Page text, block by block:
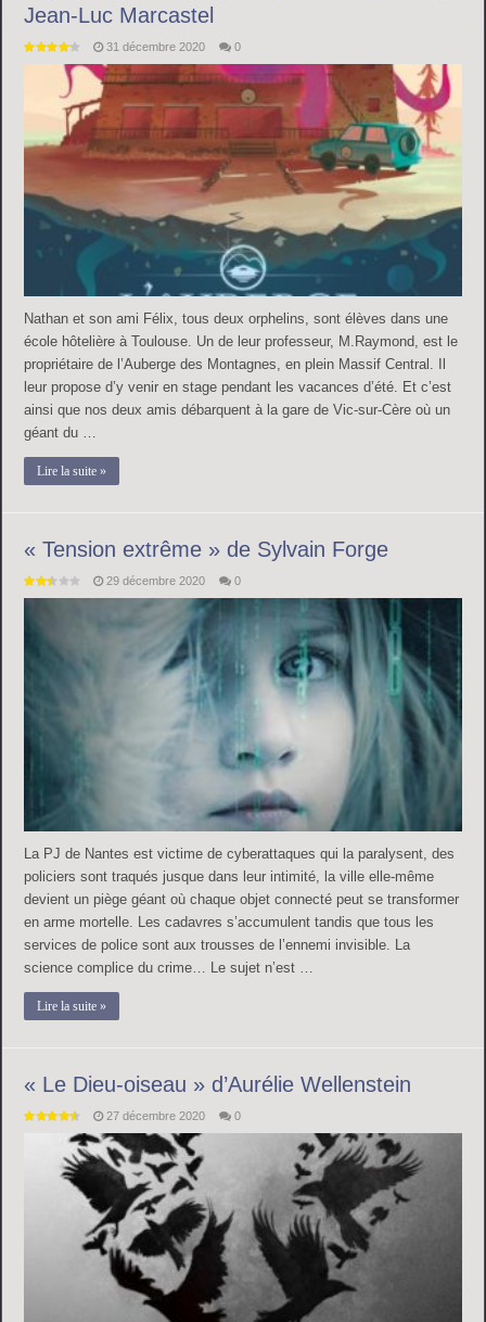
Jean-Luc Marcastel
31 décembre 2020 0
Nathan et son ami Félix, tous deux orphelins, sont élèves dans une
école hôtelière à Toulouse. Un de leur professeur, M.Raymond, est le
propriétaire de l’Auberge des Montagnes, en plein Massif Central. Il
leur propose d’y venir en stage pendant les vacances d’été. Et c’est
ainsi que nos deux amis débarquent à la gare de Vic-sur-Cère où un
géant du …
Lire la suite »
« Tension extrême » de Sylvain Forge
29 décembre 2020 0
La PJ de Nantes est victime de cyberattaques qui la paralysent, des
policiers sont traqués jusque dans leur intimité, la ville elle-même
devient un piège géant où chaque objet connecté peut se transformer
en arme mortelle. Les cadavres s’accumulent tandis que tous les
services de police sont aux trousses de l’ennemi invisible. La
science complice du crime… Le sujet n’est …
Lire la suite »
« Le Dieu-oiseau » d’Aurélie Wellenstein
27 décembre 2020 0